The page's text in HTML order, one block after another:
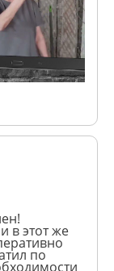
в этот же
по